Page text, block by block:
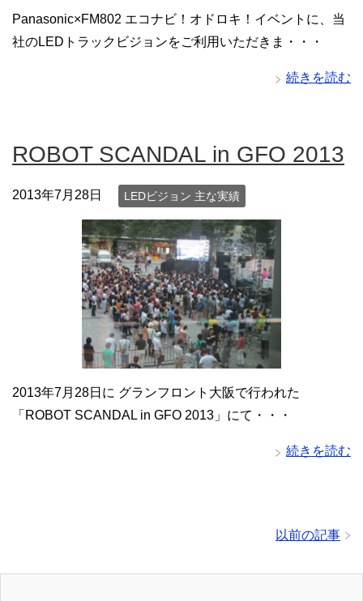
Panasonic×FM802 エコナビ！オドロキ！イベントに、当
社のLEDトラックビジョンをご利用いただきま・・・
続きを読む
ROBOT SCANDAL in GFO 2013
2013年7月28日 LEDビジョン 主な実績
2013年7月28日に グランフロント大阪で行われた
「ROBOT SCANDAL in GFO 2013」にて・・・
続きを読む
以前の記事